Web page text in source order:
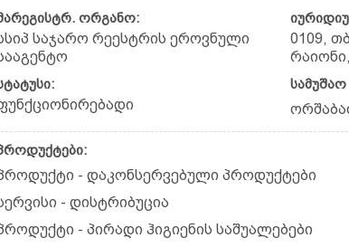
ორგანო:
საჯარო რეესტრის ეროვნული
0109,
- დაკონსერვებული პროდუქტები
- დისტრიბუცია
- პირადი ჰიგიენის საშუალებები